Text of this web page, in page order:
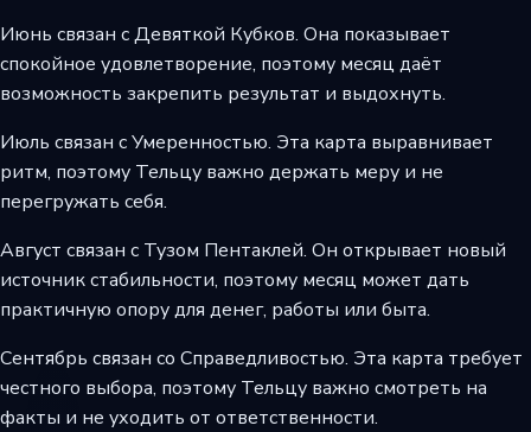
Июнь связан с Девяткой Кубков. Она показывает
спокойное удовлетворение, поэтому месяц даёт
возможность закрепить результат и выдохнуть.
Июль связан с Умеренностью. Эта карта выравнивает
ритм, поэтому Тельцу важно держать меру и не
перегружать себя.
Август связан с Тузом Пентаклей. Он открывает новый
источник стабильности, поэтому месяц может дать
практичную опору для денег, работы или быта.
Сентябрь связан со Справедливостью. Эта карта требует
честного выбора, поэтому Тельцу важно смотреть на
факты и не уходить от ответственности.